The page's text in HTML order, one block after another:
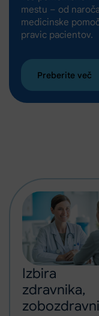
mestu – od
medicinske
pravic pacientov.
Preberite več
Izbira
zdravnika,